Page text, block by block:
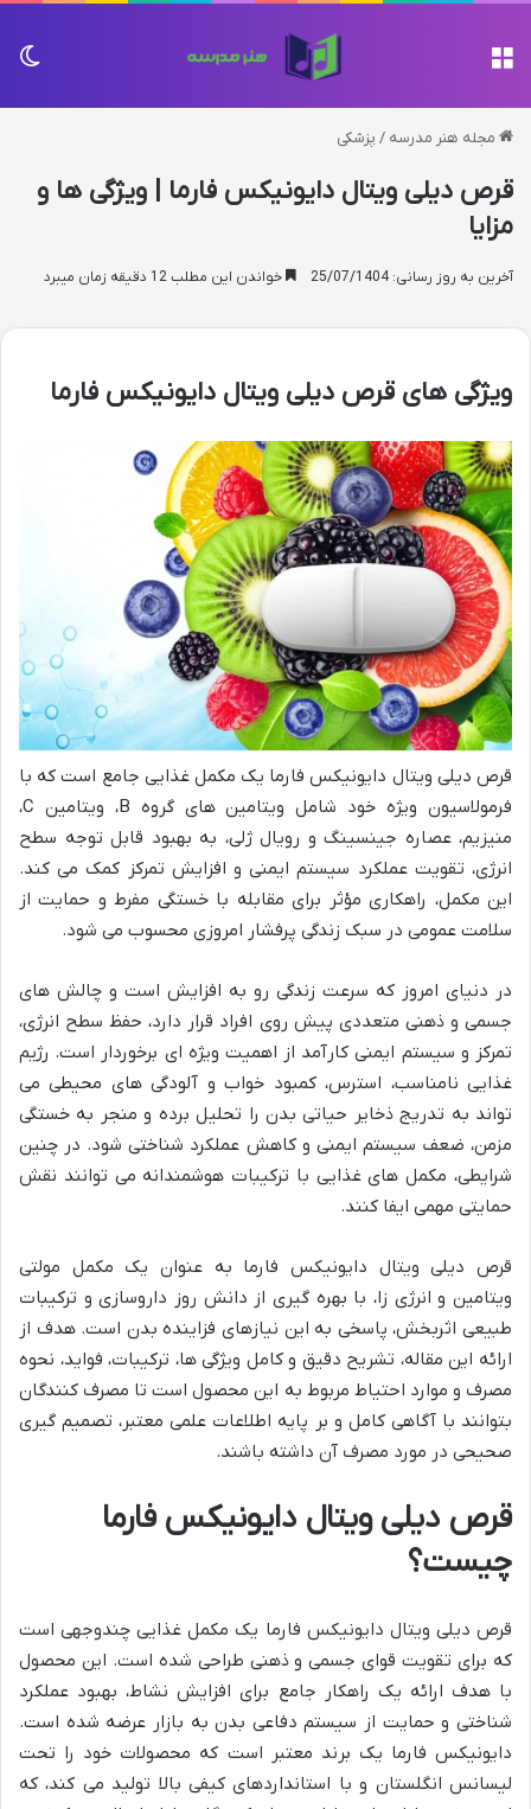
مجله هنر مدرسه / پزشکی
قرص دیلی ویتال دایونیکس فارما | ویژگی ها و
مزایا
آخرین به روز رسانی: 25/07/1404 خواندن این مطلب 12 دقیقه زمان میبرد
ویژگی های قرص دیلی ویتال دایونیکس فارما
قرص دیلی ویتال دایونیکس فارما یک مکمل غذایی جامع است که با
فرمولاسیون ویژه خود شامل ویتامین های گروه B، ویتامین C،
منیزیم، عصاره جینسینگ و رویال ژلی، به بهبود قابل توجه سطح
انرژی، تقویت عملکرد سیستم ایمنی و افزایش تمرکز کمک می کند.
این مکمل، راهکاری مؤثر برای مقابله با خستگی مفرط و حمایت از
سلامت عمومی در سبک زندگی پرفشار امروزی محسوب می شود.
در دنیای امروز که سرعت زندگی رو به افزایش است و چالش های
جسمی و ذهنی متعددی پیش روی افراد قرار دارد، حفظ سطح انرژی،
تمرکز و سیستم ایمنی کارآمد از اهمیت ویژه ای برخوردار است. رژیم
غذایی نامناسب، استرس، کمبود خواب و آلودگی های محیطی می
تواند به تدریج ذخایر حیاتی بدن را تحلیل برده و منجر به خستگی
مزمن، ضعف سیستم ایمنی و کاهش عملکرد شناختی شود. در چنین
شرایطی، مکمل های غذایی با ترکیبات هوشمندانه می توانند نقش
حمایتی مهمی ایفا کنند.
قرص دیلی ویتال دایونیکس فارما به عنوان یک مکمل مولتی
ویتامین و انرژی زا، با بهره گیری از دانش روز داروسازی و ترکیبات
طبیعی اثربخش، پاسخی به این نیازهای فزاینده بدن است. هدف از
ارائه این مقاله، تشریح دقیق و کامل ویژگی ها، ترکیبات، فواید، نحوه
مصرف و موارد احتیاط مربوط به این محصول است تا مصرف کنندگان
بتوانند با آگاهی کامل و بر پایه اطلاعات علمی معتبر، تصمیم گیری
صحیحی در مورد مصرف آن داشته باشند.
قرص دیلی ویتال دایونیکس فارما
چیست؟
قرص دیلی ویتال دایونیکس فارما یک مکمل غذایی چندوجهی است
که برای تقویت قوای جسمی و ذهنی طراحی شده است. این محصول
با هدف ارائه یک راهکار جامع برای افزایش نشاط، بهبود عملکرد
شناختی و حمایت از سیستم دفاعی بدن به بازار عرضه شده است.
دایونیکس فارما یک برند معتبر است که محصولات خود را تحت
لیسانس انگلستان و با استانداردهای کیفی بالا تولید می کند، که